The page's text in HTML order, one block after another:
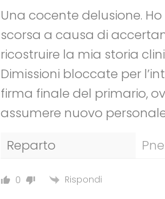
Una cocente delusione.
scorsa a causa di
ricostruire la mia storia
Dimissioni bloccate per
firma finale del primario,
assumere nuovo
Reparto
0 Rispondi